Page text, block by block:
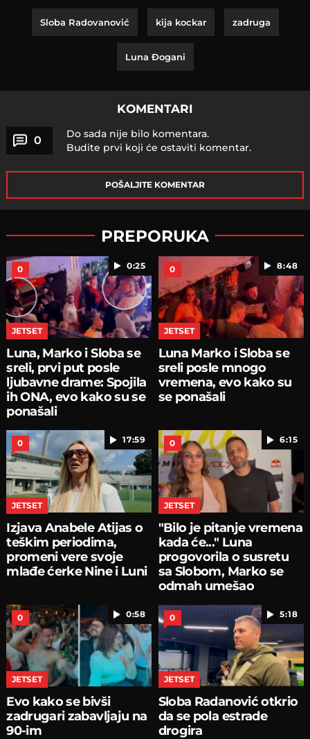
Sloba Radovanović kija kockar zadruga
Luna Đogani
KOMENTARI
0
Do sada nije bilo komentara.
Budite prvi koji će ostaviti komentar.
POŠALJITE KOMENTAR
PREPORUKA
0:25
0
JETSET
Luna, Marko i Sloba se
sreli, prvi put posle
ljubavne drame: Spojila
ih ONA, evo kako su se
ponašali
8:48
0
JETSET
Luna Marko i Sloba se
sreli posle mnogo
vremena, evo kako su
se ponašali
17:59
0
JETSET
Izjava Anabele Atijas o
teškim periodima,
promeni vere svoje
mlađe ćerke Nine i Luni
6:15
0
JETSET
"Bilo je pitanje vremena
kada će..." Luna
progovorila o susretu
sa Slobom, Marko se
odmah umešao
0:58
0
JETSET
Evo kako se bivši
zadrugari zabavljaju na
90-im
5:18
0
JETSET
Sloba Radanović otkrio
da se pola estrade
drogira